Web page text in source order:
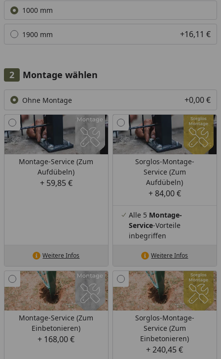
Alle anzeigen (2)
1000 mm
1900 mm +16,11 €
Montage wählen
Ohne Montage +0,00 €
Montage-Service (Zum
Aufdübeln)
+ 59,85 €
Weitere Infos
Sorglos-Montage-
Service (Zum
Aufdübeln)
+ 84,00 €
Alle 5 Montage-
Service-Vorteile
inbegriffen
Weitere Infos
Montage-Service (Zum
Einbetonieren)
+ 168,00 €
Sorglos-Montage-
Service (Zum
Einbetonieren)
+ 240,45 €